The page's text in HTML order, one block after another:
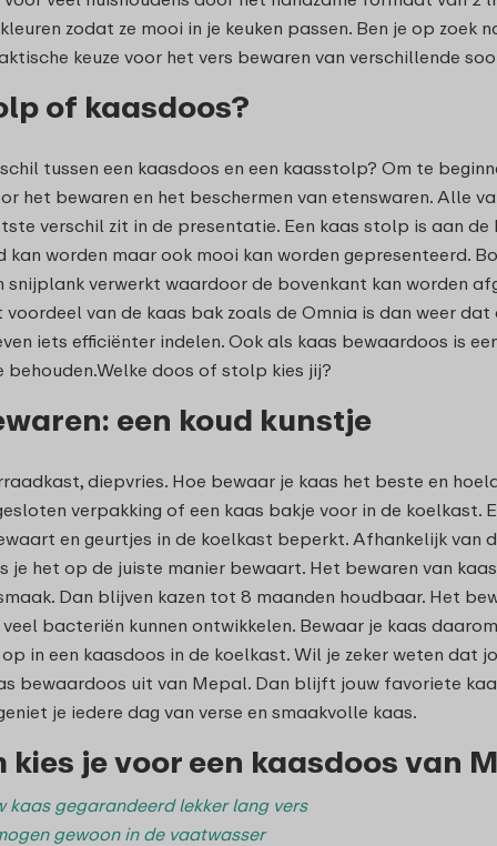
zodat ze mooi in je keuken passen. Ben je op zoek
keuze voor het vers bewaren van verschillende
of kaasdoos?
tussen een kaasdoos en een kaasstolp? Om te
het bewaren en het beschermen van etenswaren. Alle
verschil zit in de presentatie. Een kaas stolp is aan
kan worden maar ook mooi kan worden gepresenteerd.
verwerkt waardoor de bovenkant kan worden
voordeel van de kaas bak zoals de Omnia is dan weer
iets efficiënter indelen. Ook als kaas bewaardoos is
behouden.Welke doos of stolp kies jij?
een koud kunstje
diepvries. Hoe bewaar je kaas het beste en
verpakking of een kaas bakje voor in de
en geurtjes in de koelkast beperkt. Afhankelijk van
je het op de juiste manier bewaart. Het bewaren van
Dan blijven kazen tot 8 maanden houdbaar. Het
bacteriën kunnen ontwikkelen. Bewaar je kaas
in een kaasdoos in de koelkast. Wil je zeker weten dat
bewaardoos uit van Mepal. Dan blijft jouw favoriete
je iedere dag van verse en smaakvolle kaas.
kies je voor een kaasdoos van
kaas gegarandeerd lekker lang vers
gewoon in de vaatwasser